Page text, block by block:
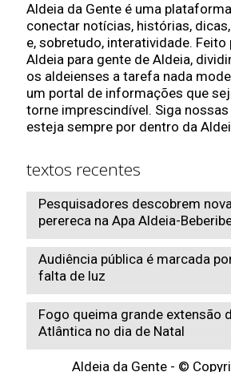
Aldeia da Gente é uma
conectar notícias, histórias,
e, sobretudo, interatividade. Feito
Aldeia para gente de Aldeia,
os aldeienses a tarefa nada
um portal de informações que
torne imprescindível. Siga
esteja sempre por dentro da
textos recentes
Pesquisadores descobrem
perereca na Apa Aldeia-
Audiência pública é marcada
falta de luz
Fogo queima grande extensão
Atlântica no dia de Natal
Aldeia da Gente - ©